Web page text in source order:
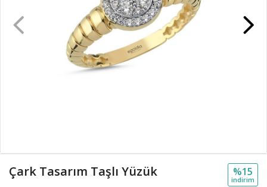
Çark Tasarım Taşlı Yüzük %15
i̇ndi̇ri̇m